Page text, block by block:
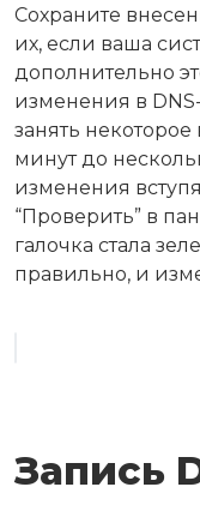
Сохраните
их, если ваша
дополнительно
изменения в
занять
минут до
изменения
“Проверить” в
галочка стала
правильно, и
Запись